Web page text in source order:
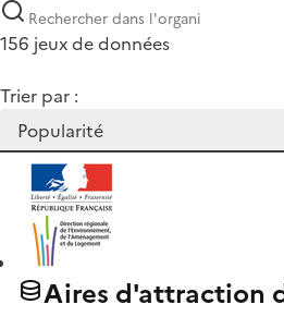
156 jeux de données
Trier par :
Aires d'attraction